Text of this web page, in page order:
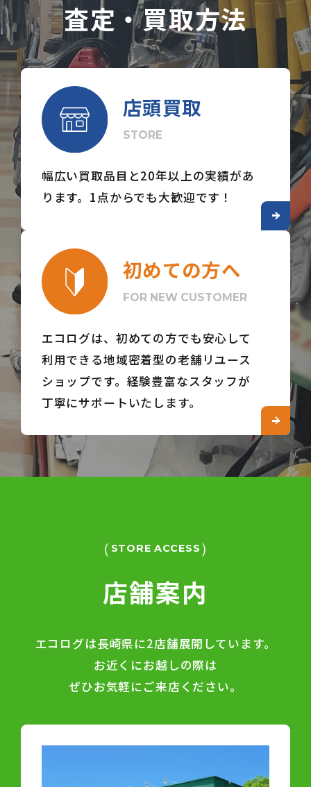
査定・買取方法
店頭買取
STORE
幅広い買取品目と20年以上の実績があ
ります。 1点からでも大歓迎です！
初めての方へ
FOR NEW CUSTOMER
エコログは、初めての方でも安心して
利用できる地域密着型の老舗リユース
ショップです。 経験豊富なスタッフが
丁寧にサポートいたします。
STORE ACCESS
店舗案内
エコログは長崎県に2店舗展開しています。
お近くにお越しの際は
ぜひお気軽にご来店ください。